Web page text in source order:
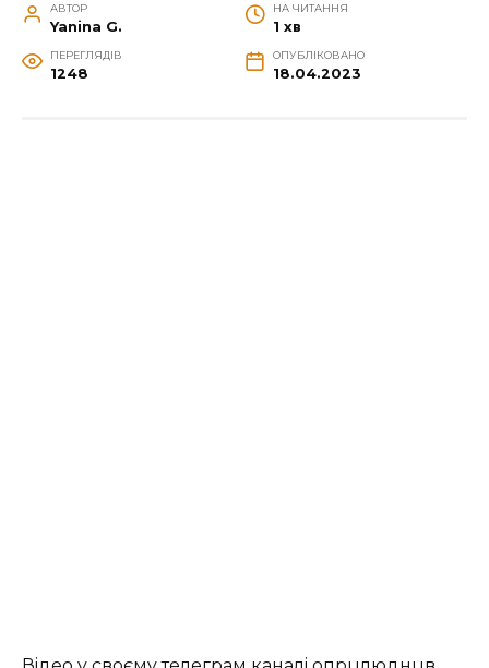
АВТОР
Yanina G.
НА ЧИТАННЯ
1 хв
ПЕРЕГЛЯДІВ
1248
ОПУБЛІКОВАНО
18.04.2023